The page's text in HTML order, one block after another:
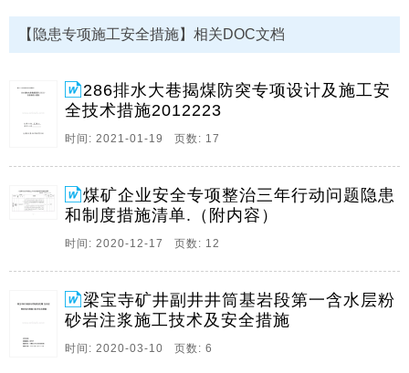
位 生产部（技术） 生产部（地测。
清单 编制时间：2020年9月10日 整治任务 主要问题 制
度措施 责任单位 整改时限 整改情况 备注 序号 内 容
一、铁腕整治煤炭行业 （一）提升办矿水平 1 煤矿发展
方式落后、科技水平不高。 1.坚决贯彻执行云南省人民
政府办公厅关于印发的通知（云政办发201961号）、云
南省人民政府关于整治。
4、 梁宝寺矿井副井井筒基岩段第 含水层 粉砂岩注浆施
工技术安全措施 项目经理 措施编制 杨大华 编制单位 中
全措施 一 工程概况 梁宝寺矿井副井井筒现已成井至467
8m 工作面垂深471 1m 2003年2月21日根据 梁宝寺矿井
副井井筒基岩段探水措施 以及筹建处 监理部要求 对现
【隐患专项施工安全措施】相关DOC文档
286排水大巷揭煤防突专项设计及施工安
全技术措施2012223
时间: 2021-01-19 页数: 17
煤矿企业安全专项整治三年行动问题隐患
和制度措施清单.（附内容）
时间: 2020-12-17 页数: 12
梁宝寺矿井副井井筒基岩段第一含水层粉
砂岩注浆施工技术及安全措施
时间: 2020-03-10 页数: 6